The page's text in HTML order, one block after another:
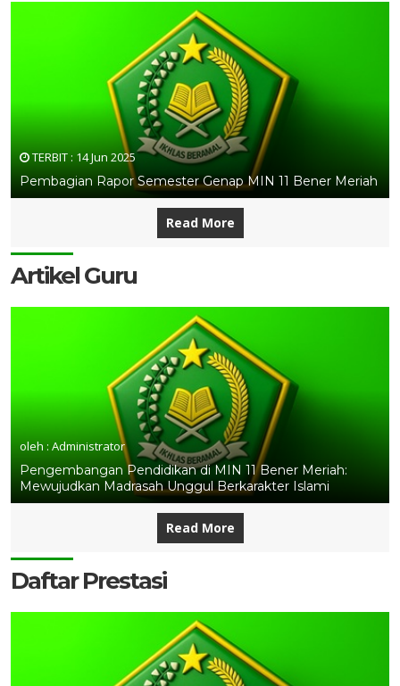
TERBIT : 14 Jun 2025
Pembagian Rapor Semester Genap MIN 11 Bener Meriah
Read More
Artikel Guru
oleh : Administrator
Pengembangan Pendidikan di MIN 11 Bener Meriah:
Mewujudkan Madrasah Unggul Berkarakter Islami
Read More
Daftar Prestasi